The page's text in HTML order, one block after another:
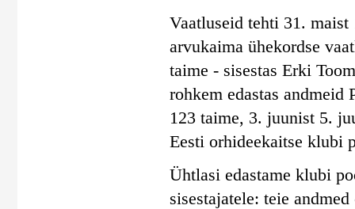
Vaatluseid tehti 31.
arvukaima ühekordse
taime - sisestas Erki
rohkem edastas
123 taime, 3. juunist 5.
Eesti orhideekaitse klubi
Ühtlasi edastame klubi
sisestajatele: teie